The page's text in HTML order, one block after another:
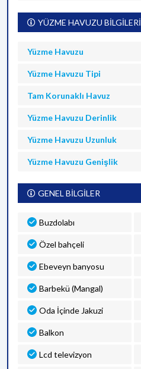
YÜZME HAVUZU BİLGİLERİ
Yüzme Havuzu
Yüzme Havuzu Tipi
Tam Korunaklı Havuz
Yüzme Havuzu Derinlik
Yüzme Havuzu Uzunluk
Yüzme Havuzu Genişlik
GENEL BİLGİLER
Buzdolabı
Özel bahçeli
Ebeveyn banyosu
Barbekü (Mangal)
Oda İçinde Jakuzi
Balkon
Lcd televizyon